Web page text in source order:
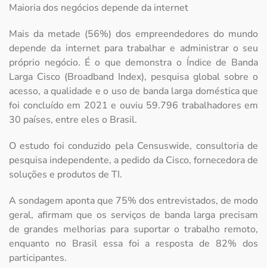
Maioria dos negócios depende da internet
Mais da metade (56%) dos empreendedores do mundo
depende da internet para trabalhar e administrar o seu
próprio negócio. É o que demonstra o Índice de Banda
Larga Cisco (Broadband Index), pesquisa global sobre o
acesso, a qualidade e o uso de banda larga doméstica que
foi concluído em 2021 e ouviu 59.796 trabalhadores em
30 países, entre eles o Brasil.
O estudo foi conduzido pela Censuswide, consultoria de
pesquisa independente, a pedido da Cisco, fornecedora de
soluções e produtos de TI.
A sondagem aponta que 75% dos entrevistados, de modo
geral, afirmam que os serviços de banda larga precisam
de grandes melhorias para suportar o trabalho remoto,
enquanto no Brasil essa foi a resposta de 82% dos
participantes.